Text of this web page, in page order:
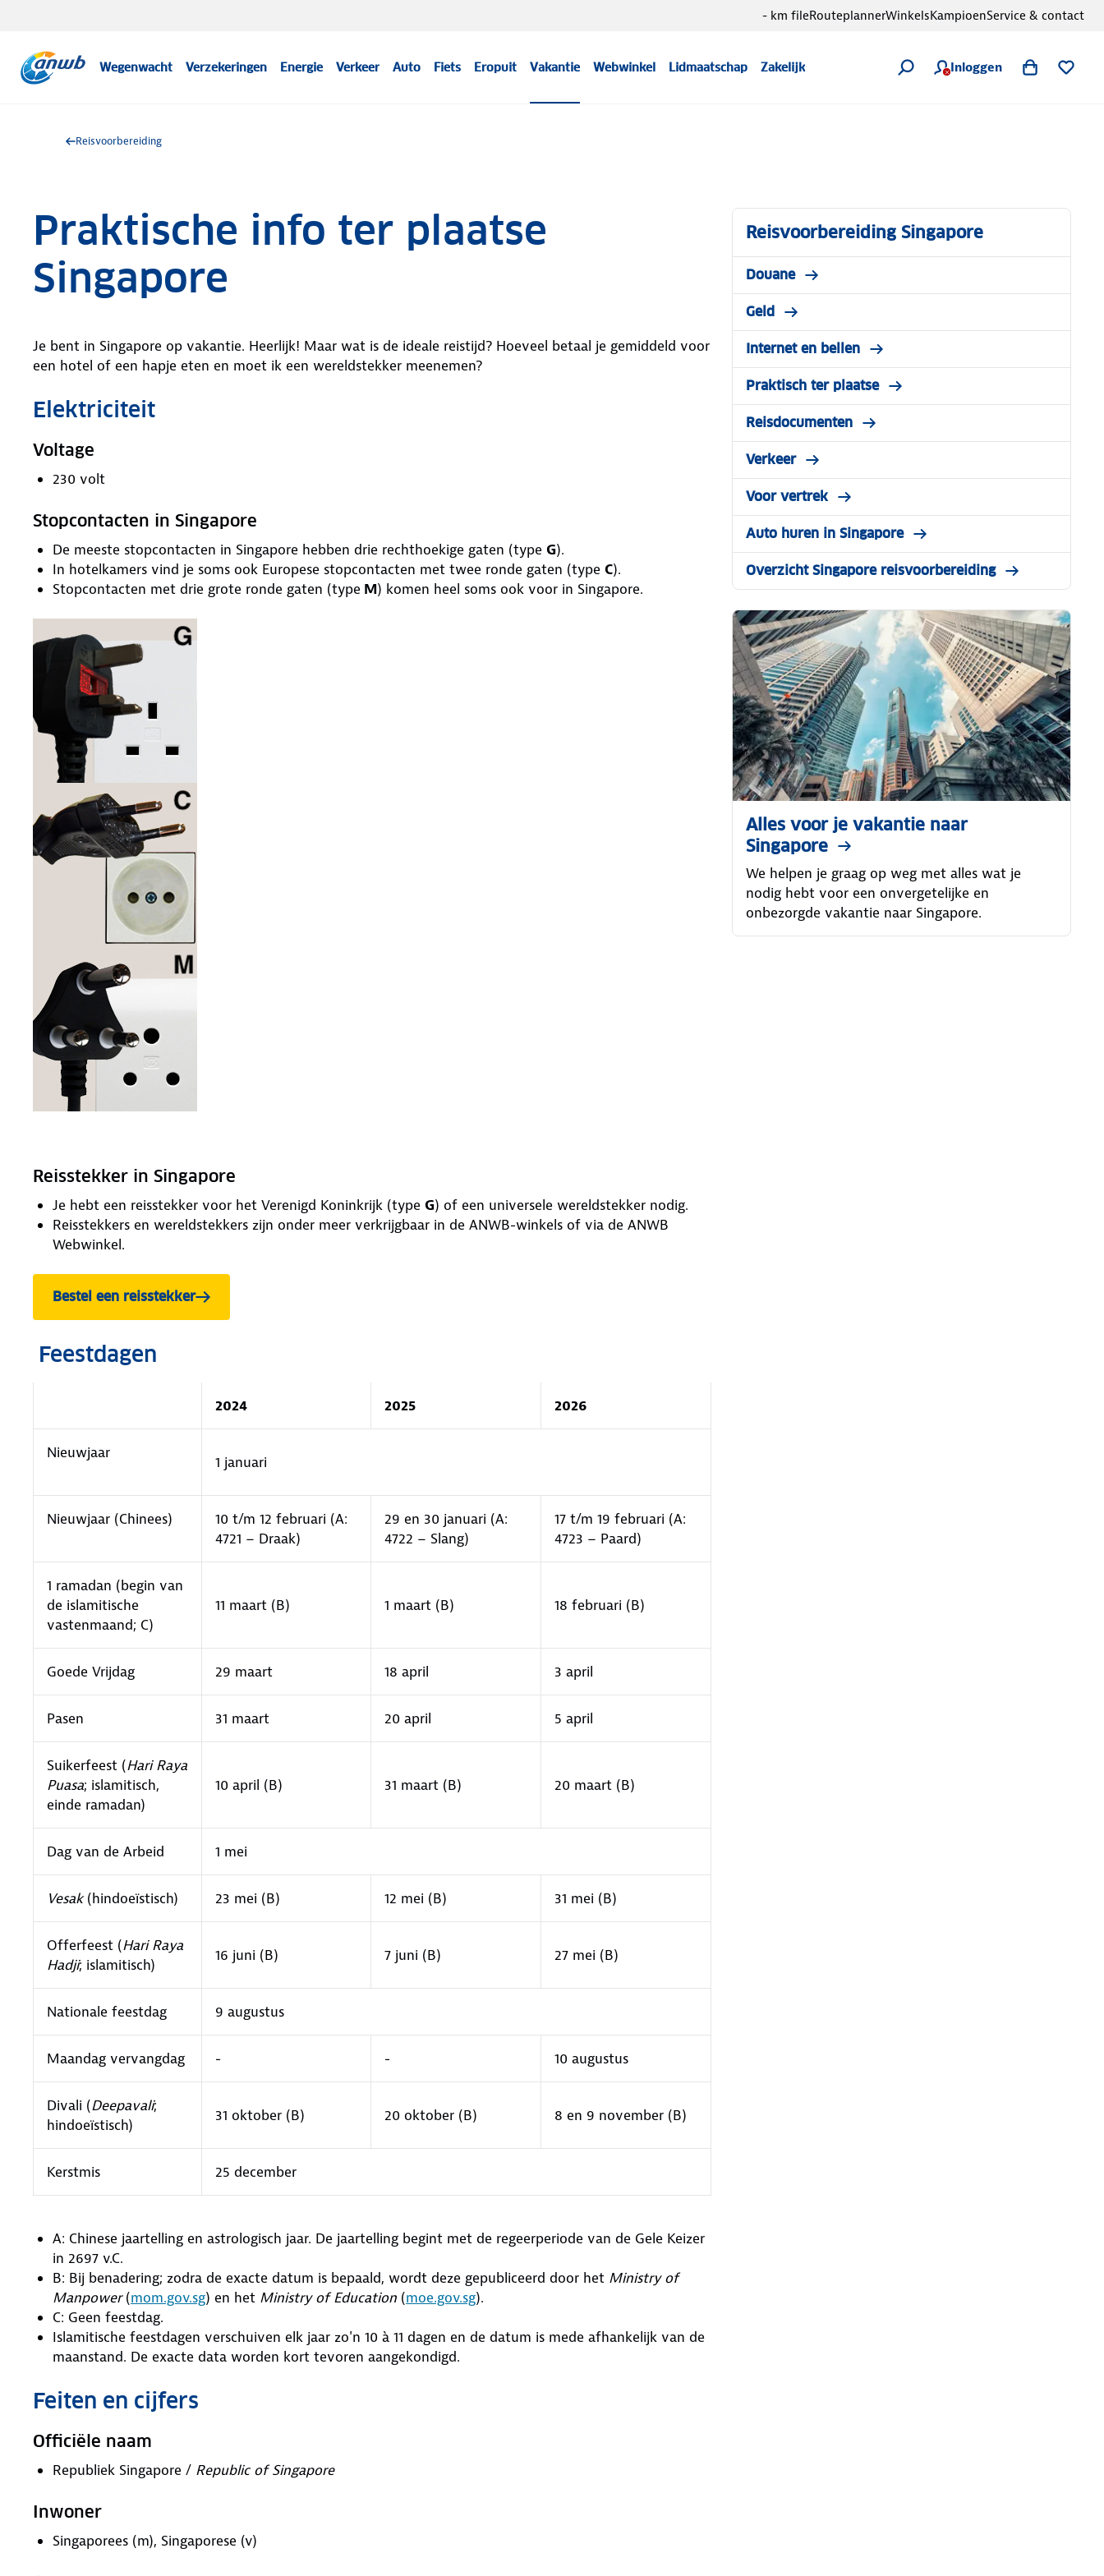
Wegenwacht Verzekeringen Energie Verkeer Auto Fiets Eropuit Vakantie Webwinkel Lidmaatschap Zakelijk Inloggen
- km fileRouteplannerWinkelsKampioenService & contact
Reisvoorbereiding
Praktische info ter plaatse
Singapore
Je bent in Singapore op vakantie. Heerlijk! Maar wat is de ideale reistijd? Hoeveel betaal je gemiddeld voor
een hotel of een hapje eten en moet ik een wereldstekker meenemen?
Elektriciteit
Voltage
230 volt
Stopcontacten in Singapore
De meeste stopcontacten in Singapore hebben drie rechthoekige gaten (type G).
In hotelkamers vind je soms ook Europese stopcontacten met twee ronde gaten (type C).
Stopcontacten met drie grote ronde gaten (type M) komen heel soms ook voor in Singapore.
Reisstekker in Singapore
Je hebt een reisstekker voor het Verenigd Koninkrijk (type G) of een universele wereldstekker nodig.
Reisstekkers en wereldstekkers zijn onder meer verkrijgbaar in de ANWB-winkels of via de ANWB
Webwinkel.
Bestel een reisstekker
Feestdagen
2024 2025 2026
Nieuwjaar
1 januari
Nieuwjaar (Chinees)
10 t/m 12 februari (A:
4721 − Draak)
29 en 30 januari (A:
4722 − Slang)
17 t/m 19 februari (A:
4723 − Paard)
1 ramadan (begin van
de islamitische
vastenmaand; C)
11 maart (B) 1 maart (B) 18 februari (B)
Goede Vrijdag 29 maart 18 april 3 april
Pasen 31 maart 20 april 5 april
Suikerfeest (Hari Raya
Puasa; islamitisch,
einde ramadan)
10 april (B) 31 maart (B) 20 maart (B)
Dag van de Arbeid 1 mei
Vesak(hindoeïstisch) 23 mei (B) 12 mei (B) 31 mei (B)
Offerfeest (Hari Raya
Hadji; islamitisch)
16 juni (B) 7 juni (B) 27 mei (B)
Nationale feestdag 9 augustus
Maandag vervangdag - - 10 augustus
Divali (Deepavali;
hindoeïstisch)
31 oktober (B) 20 oktober (B) 8 en 9 november (B)
Kerstmis 25 december
A: Chinese jaartelling en astrologisch jaar. De jaartelling begint met de regeerperiode van de Gele Keizer
in 2697 v.C.
B: Bij benadering; zodra de exacte datum is bepaald, wordt deze gepubliceerd door het Ministry of
Manpower(mom.gov.sg) en het Ministry of Education (moe.gov.sg).
C: Geen feestdag.
Islamitische feestdagen verschuiven elk jaar zo'n 10 à 11 dagen en de datum is mede afhankelijk van de
maanstand. De exacte data worden kort tevoren aangekondigd.
Feiten en cijfers
Officiële naam
Republiek Singapore / Republic of Singapore
Inwoner
Singaporees (m), Singaporese (v)
Reisvoorbereiding Singapore
Douane
Geld
Internet en bellen
Praktisch ter plaatse
Reisdocumenten
Verkeer
Voor vertrek
Auto huren in Singapore
Overzicht Singapore reisvoorbereiding
Alles voor je vakantie naar
Singapore
We helpen je graag op weg met alles wat je
nodig hebt voor een onvergetelijke en
onbezorgde vakantie naar Singapore.